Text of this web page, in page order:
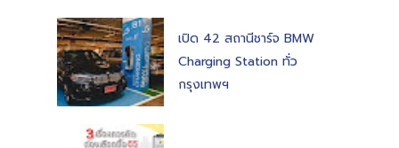
เปิด 42 สถานีชาร์จ BMW
Charging Station ทั่ว
กรุงเทพฯ